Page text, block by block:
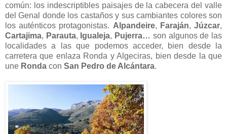
común: los indescriptibles paisajes de la cabecera del valle
del Genal donde los castaños y sus cambiantes colores son
los auténticos protagonistas. Alpandeire, Faraján,Júzcar,
Cartajima, Parauta, Igualeja, Pujerra… son algunos de las
localidades a las que podemos acceder, bien desde la
carretera que enlaza Ronda y Algeciras, bien desde la que
une Ronda con San Pedro de Alcántara.